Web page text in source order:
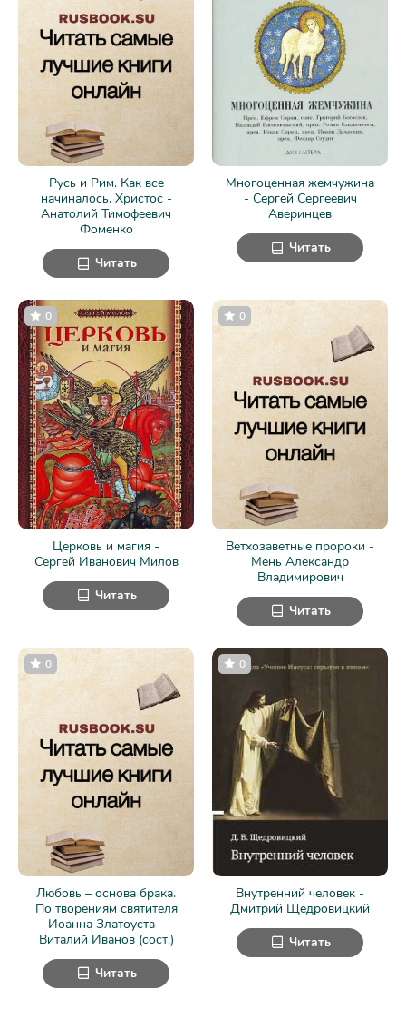
Русь и Рим. Как все
начиналось. Христос -
Анатолий Тимофеевич
Фоменко
Читать
Многоценная жемчужина
- Сергей Сергеевич
Аверинцев
Читать
Церковь и магия -
Сергей Иванович Милов
0
Читать
Ветхозаветные пророки -
Мень Александр
Владимирович
0
Читать
Любовь – основа брака.
По творениям святителя
Иоанна Златоуста -
Виталий Иванов (сост.)
0
Читать
Внутренний человек -
Дмитрий Щедровицкий
0
Читать